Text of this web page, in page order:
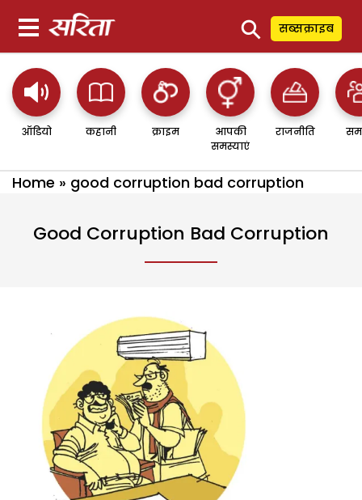
⚲ सब्सक्राइब
ऑडियो कहानी क्राइम
आपकी
समस्याएं
राजनीति
Home » good corruption bad corruption
Good Corruption Bad Corruption